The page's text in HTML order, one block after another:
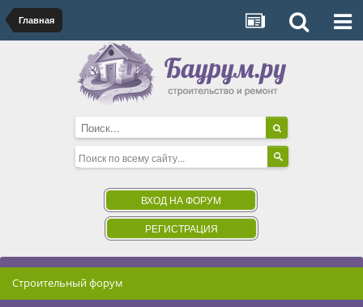
Главная
ВХОД НА ФОРУМ
РЕГИСТРАЦИЯ
Строительный форум